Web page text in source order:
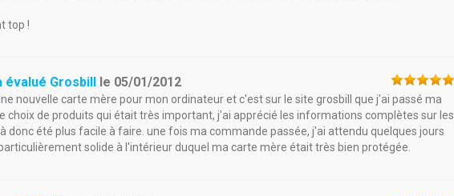
top !
évalué Grosbill le 05/01/2012
nouvelle carte mère pour mon ordinateur et c'est sur le site grosbill que j'ai passé ma
choix de produits qui était très important, j'ai apprécié les informations complètes sur les
donc été plus facile à faire. une fois ma commande passée, j'ai attendu quelques jours
solide à l'intérieur duquel ma carte mère était très bien protégée.